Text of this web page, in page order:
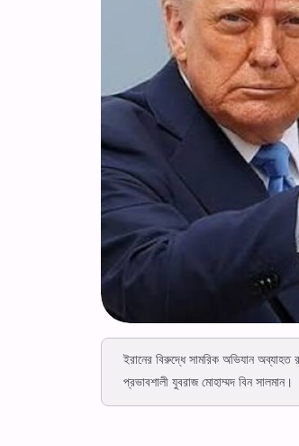
ইরানের বিরুদ্ধে সামরিক অভিযান অব্যাহত
প্রভাবশালী যুবরাজ মোহাম্মদ বিন সালমান।